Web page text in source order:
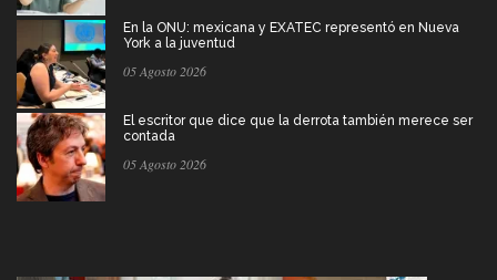
En la ONU: mexicana y EXATEC representó en Nueva
York a la juventud
05 Agosto 2026
El escritor que dice que la derrota también merece ser
contada
05 Agosto 2026